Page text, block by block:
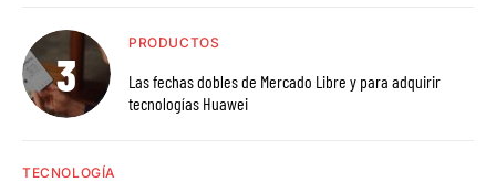
PRODUCTOS
Las fechas dobles de Mercado Libre y para adquirir
tecnologías Huawei
TECNOLOGÍA